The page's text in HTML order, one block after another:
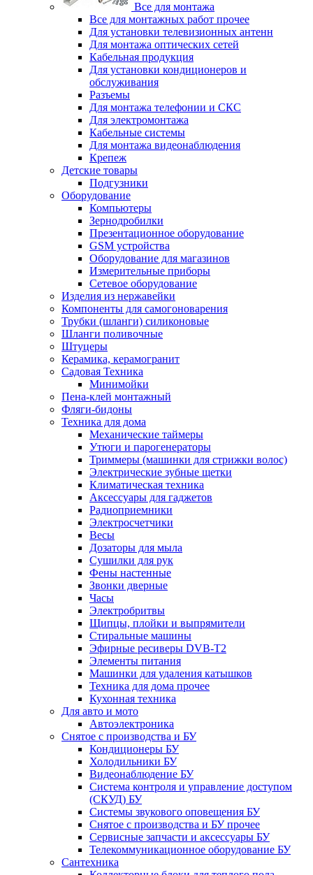
Все для монтажа
Все для монтажных работ прочее
Для установки телевизионных антенн
Для монтажа оптических сетей
Кабельная продукция
Для установки кондиционеров и
обслуживания
Разъемы
Для монтажа телефонии и СКС
Для электромонтажа
Кабельные системы
Для монтажа видеонаблюдения
Крепеж
Детские товары
Подгузники
Оборудование
Компьютеры
Зернодробилки
Презентационное оборудование
GSM устройства
Оборудование для магазинов
Измерительные приборы
Сетевое оборудование
Изделия из нержавейки
Компоненты для самогоноварения
Трубки (шланги) силиконовые
Шланги поливочные
Штуцеры
Керамика, керамогранит
Садовая Техника
Минимойки
Пена-клей монтажный
Фляги-бидоны
Техника для дома
Механические таймеры
Утюги и парогенераторы
Триммеры (машинки для стрижки волос)
Электрические зубные щетки
Климатическая техника
Аксессуары для гаджетов
Радиоприемники
Электросчетчики
Весы
Дозаторы для мыла
Сушилки для рук
Фены настенные
Звонки дверные
Часы
Электробритвы
Щипцы, плойки и выпрямители
Стиральные машины
Эфирные ресиверы DVB-T2
Элементы питания
Машинки для удаления катышков
Техника для дома прочее
Кухонная техника
Для авто и мото
Автоэлектроника
Снятое с производства и БУ
Кондиционеры БУ
Холодильники БУ
Видеонаблюдение БУ
Система контроля и управление доступом
(СКУД) БУ
Системы звукового оповещения БУ
Снятое с производства и БУ прочее
Сервисные запчасти и аксессуары БУ
Телекоммуникационное оборудование БУ
Сантехника